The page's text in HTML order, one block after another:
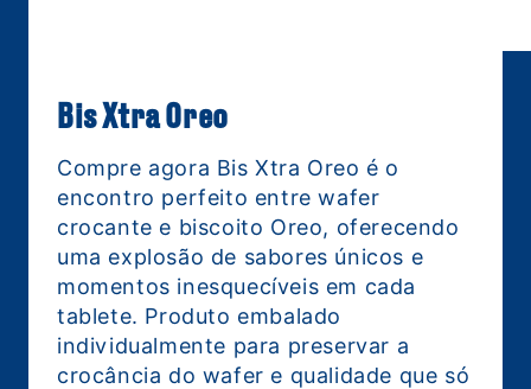
Bis Xtra Oreo
Compre agora Bis Xtra Oreo é o
encontro perfeito entre wafer
crocante e biscoito Oreo, oferecendo
uma explosão de sabores únicos e
momentos inesquecíveis em cada
tablete. Produto embalado
individualmente para preservar a
crocância do wafer e qualidade que só